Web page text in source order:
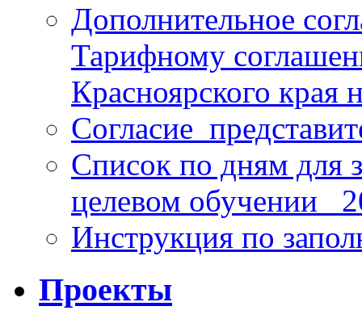
Дополнительное
Тарифному
Красноярского края
Список по дням для
целевом обучении_
Инструкция по
Проекты